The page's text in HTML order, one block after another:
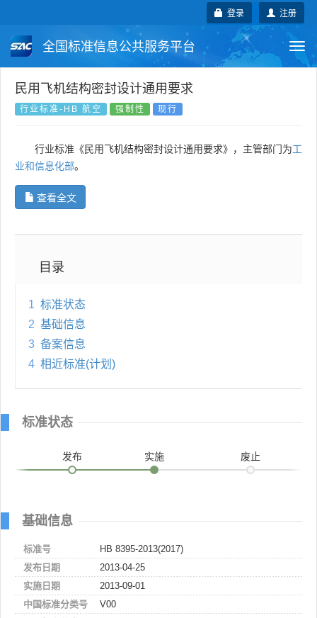
注册
登录
全国标准信息公共服务平台
国家标准 行业标准
国外标准 技术委员会
民用飞机结构密封设计通用要求
行业标准-HB 航空 强制性 现行
行业标准《民用飞机结构密封设计通用要求》，主管部门为工
业和信息化部。
查看全文
目录
1 标准状态
2 基础信息
3 备案信息
4 相近标准(计划)
标准状态
发布 实施 废止
基础信息
标准号
HB 8395-2013(2017)
发布日期
2013-04-25
实施日期
2013-09-01
中国标准分类号
V00